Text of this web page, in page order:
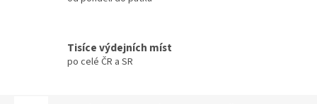
Tisíce výdejních míst
po celé ČR a SR